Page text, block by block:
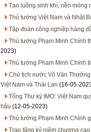
Tạo luồng sinh khí, nền móng
Thủ tướng Việt Nam và Nhật
Tập đoàn công nghiệp hàng
Thủ tướng Phạm Minh Chính
2023)
Thủ tướng Phạm Minh Chính
Chủ tịch nước Võ Văn
Việt Nam và Thái Lan (16-05-
Tổng Thư ký IMO: Việt Nam
hậu (12-05-2023)
Thủ tướng Phạm Minh Chính
Trao tặng kỷ niệm chương